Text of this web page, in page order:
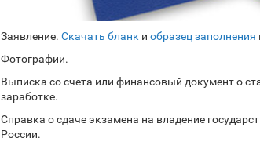
Заявление. Скачать бланк и образец заполнения
Фотографии.
Выписка со счета или финансовый документ о
заработке.
Справка о сдаче экзамена на владение
России.